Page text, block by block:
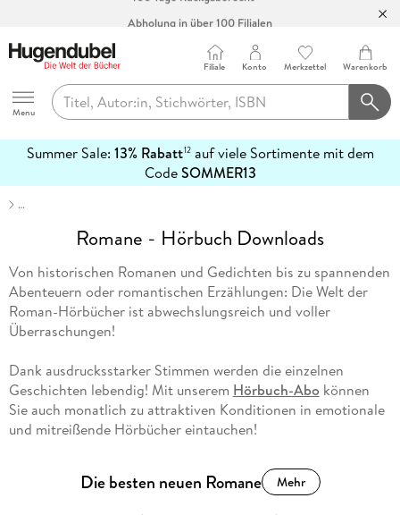
Hugendubel
Menu
Filiale Konto Merkzettel Warenkorb
Summer Sale: 13% Rabatt12auf viele Sortimente mit dem
CodeSOMMER13
erfahren
…
Romane - Hörbuch Downloads
Von historischen Romanen und Gedichten bis zu spannenden
Abenteuern oder romantischen Erzählungen: Die Welt der
Roman-Hörbücher ist abwechslungsreich und voller
Überraschungen!
Dank ausdrucksstarker Stimmen werden die einzelnen
Geschichten lebendig! Mit unserem Hörbuch-Abo können
Sie auch monatlich zu attraktiven Konditionen in emotionale
und mitreißende Hörbücher eintauchen!
Die besten neuen Romane Mehr